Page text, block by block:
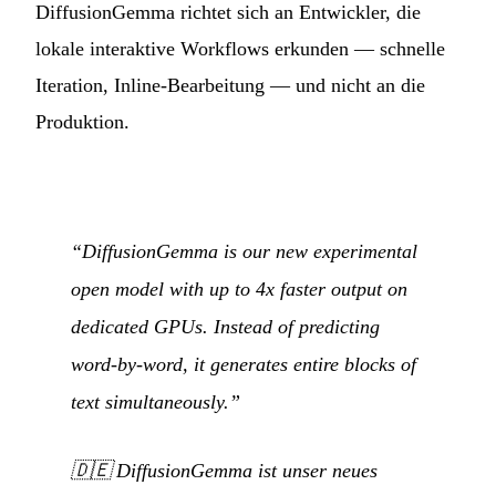
DiffusionGemma richtet sich an Entwickler, die
lokale interaktive Workflows erkunden — schnelle
Iteration, Inline-Bearbeitung — und nicht an die
Produktion.
“DiffusionGemma is our new experimental
open model with up to 4x faster output on
dedicated GPUs. Instead of predicting
word-by-word, it generates entire blocks of
text simultaneously.”
🇩🇪DiffusionGemma ist unser neues